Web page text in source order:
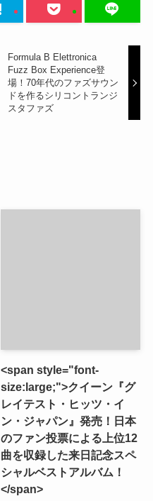
Formula B Elettronica
Fuzz Box Experience登
場！70年代のファズサウン
ドを作るシリコントランジ
スタファズ
<span style="font-
size:large;">クイーン『グ
レイテスト・ヒッツ・イ
ン・ジャパン』発売！日本
のファン投票による上位12
曲を収録した来日記念スペ
シャルベストアルバム！
</span>